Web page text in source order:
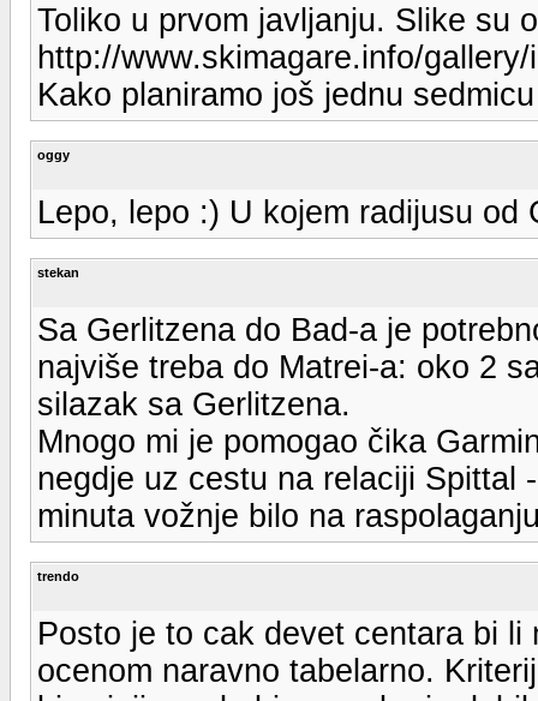
Toliko u prvom javljanju. Slike su
http://www.skimagare.info/
Kako planiramo još jednu
oggy
Lepo, lepo :) U kojem radijusu
stekan
Sa Gerlitzena do Bad-a je
najviše treba do Matrei-a: oko 2
silazak sa Gerlitzena.
Mnogo mi je pomogao čika
negdje uz cestu na relaciji Spittal
minuta vožnje bilo na
trendo
Posto je to cak devet centara bi
ocenom naravno tabelarno.